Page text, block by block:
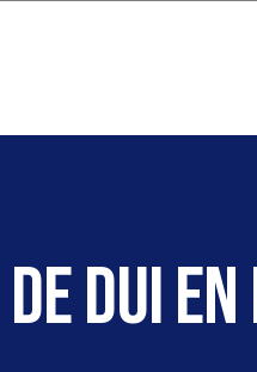
DUI